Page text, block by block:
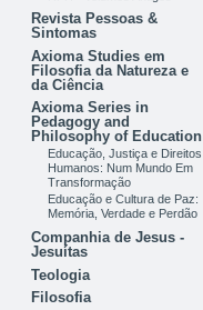
Revista Pessoas &
Sintomas
Axioma Studies em
Filosofia da Natureza e
da Ciência
Axioma Series in
Pedagogy and
Philosophy of Education
Educação, Justiça e Direitos
Humanos: Num Mundo Em
Transformação
Educação e Cultura de Paz:
Memória, Verdade e Perdão
Companhia de Jesus -
Jesuítas
Teologia
Filosofia